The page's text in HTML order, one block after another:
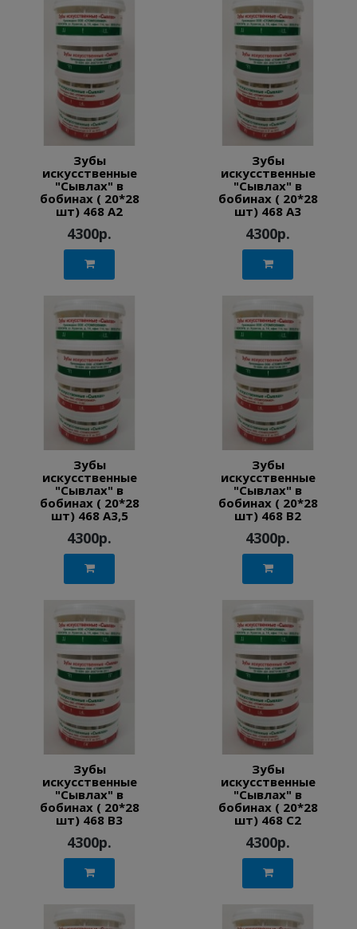
Зубы
искусственные
"Сывлах" в
бобинах ( 20*28
шт) 468 A2
4300р.
Зубы
искусственные
"Сывлах" в
бобинах ( 20*28
шт) 468 A3
4300р.
Зубы
искусственные
"Сывлах" в
бобинах ( 20*28
шт) 468 A3,5
4300р.
Зубы
искусственные
"Сывлах" в
бобинах ( 20*28
шт) 468 B2
4300р.
Зубы
искусственные
"Сывлах" в
бобинах ( 20*28
шт) 468 B3
4300р.
Зубы
искусственные
"Сывлах" в
бобинах ( 20*28
шт) 468 C2
4300р.